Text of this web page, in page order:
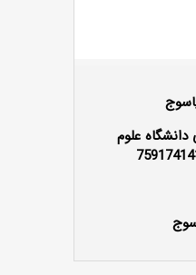
علوم